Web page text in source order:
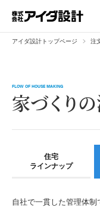
アイダ設計トップページ 注
家づくり
FLOW OF HOUSE MAKING
住宅
ラインナップ
自社で一貫した管理体